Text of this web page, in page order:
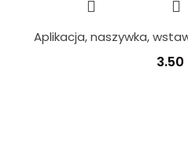
Aplikacja, naszywka,
3.50